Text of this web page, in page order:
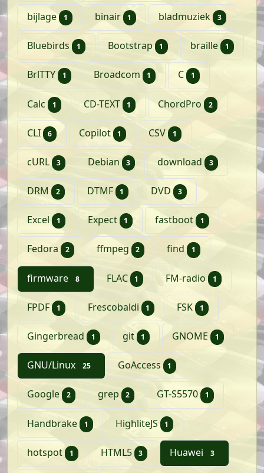
bijlage 1 artikelbinair 1 artikelbladmuziek 3
Bluebirds 1 artikelBootstrap 1 artikelbraille 1 artikel
BrlTTY 1 artikelBroadcom 1 artikel
C 1 artikel
Calc 1 artikelCD-TEXT 1 artikelChordPro 2 artikelen
CLI 6 artikelenCopilot 1 artikelCSV 1 artikel
cURL 3 artikelenDebian 3 artikelendownload 3 artikelen
DRM 2 artikelen
DTMF 1 artikelDVD 3 artikelen
Excel 1 artikelExpect 1 artikelfastboot 1 artikel
Fedora 2 artikelenffmpeg 2 artikelen
find 1 artikel
firmware 8 artikelen
FLAC 1 artikelFM-radio 1 artikel
FPDF 1 artikelFrescobaldi 1 artikelFSK 1 artikel
Gingerbread 1 artikelgit 1 artikelGNOME 1 artikel
GNU/Linux 25 artikelenGoAccess 1 artikel
Google 2 artikelen
grep 2 artikelenGT-S5570 1 artikel
Handbrake 1 artikelHighliteJS 1 artikel
hotspot 1 artikelHTML5 3 artikelenHuawei 3 artikelen